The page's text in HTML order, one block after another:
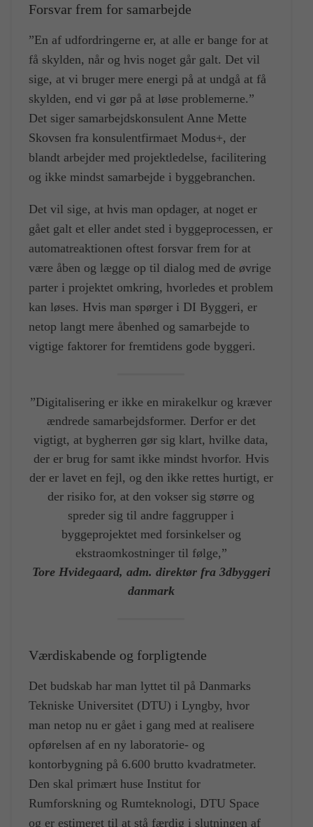
Forsvar frem for samarbejde
”En af udfordringerne er, at alle er bange for at
få skylden, når og hvis noget går galt. Det vil
sige, at vi bruger mere energi på at undgå at få
skylden, end vi gør på at løse problemerne.”
Det siger samarbejdskonsulent Anne Mette
Skovsen fra konsulentfirmaet Modus+, der
blandt arbejder med projektledelse, facilitering
og ikke mindst samarbejde i byggebranchen.
Det vil sige, at hvis man opdager, at noget er
gået galt et eller andet sted i byggeprocessen, er
automatreaktionen oftest forsvar frem for at
være åben og lægge op til dialog med de øvrige
parter i projektet omkring, hvorledes et problem
kan løses. Hvis man spørger i DI Byggeri, er
netop langt mere åbenhed og samarbejde to
vigtige faktorer for fremtidens gode byggeri.
”Digitalisering er ikke en mirakelkur og kræver
ændrede samarbejdsformer. Derfor er det
vigtigt, at bygherren gør sig klart, hvilke data,
der er brug for samt ikke mindst hvorfor. Hvis
der er lavet en fejl, og den ikke rettes hurtigt, er
der risiko for, at den vokser sig større og
spreder sig til andre faggrupper i
byggeprojektet med forsinkelser og
ekstraomkostninger til følge,”
Tore Hvidegaard, adm. direktør fra 3dbyggeri
danmark
Værdiskabende og forpligtende
Det budskab har man lyttet til på Danmarks
Tekniske Universitet (DTU) i Lyngby, hvor
man netop nu er gået i gang med at realisere
opførelsen af en ny laboratorie- og
kontorbygning på 6.600 brutto kvadratmeter.
Den skal primært huse Institut for
Rumforskning og Rumteknologi, DTU Space
og er estimeret til at stå færdig i slutningen af